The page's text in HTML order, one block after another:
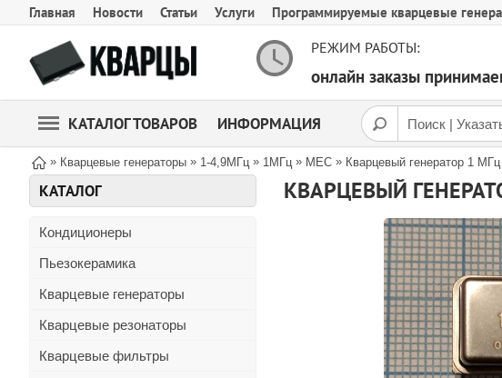
Главная Новости Статьи Услуги Программируемые кварцевые
РЕЖИМ РАБОТЫ:
онлайн заказы
КАТАЛОГ ТОВАРОВ ИНФОРМАЦИЯ
» Кварцевые генераторы » 1-4,9МГц » 1МГц » MEC » Кварцевый генератор 1
КАТАЛОГ
Кондиционеры
Пьезокерамика
Кварцевые генераторы
Кварцевые резонаторы
Кварцевые фильтры
КВАРЦЕВЫЙ